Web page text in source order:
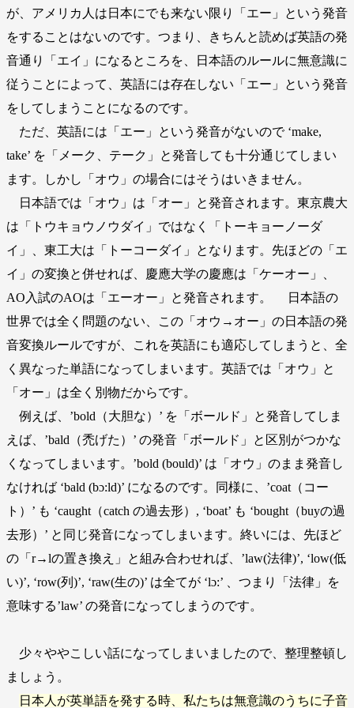
が、アメリカ人は日本にでも来ない限り「エー」という発音
をすることはないのです。つまり、きちんと読めば英語の発
音通り「エイ」になるところを、日本語のルールに無意識に
従うことによって、英語には存在しない「エー」という発音
をしてしまうことになるのです。
ただ、英語には「エー」という発音がないので ‘make,
take’ を「メーク、テーク」と発音しても十分通じてしまい
ます。しかし「オウ」の場合にはそうはいきません。
日本語では「オウ」は「オー」と発音されます。東京農大
は「トウキョウノウダイ」ではなく「トーキョーノーダ
イ」、東工大は「トーコーダイ」となります。先ほどの「エ
イ」の変換と併せれば、慶應大学の慶應は「ケーオー」、
AO入試のAOは「エーオー」と発音されます。 日本語の
世界では全く問題のない、この「オウ→オー」の日本語の発
音変換ルールですが、これを英語にも適応してしまうと、全
く異なった単語になってしまいます。英語では「オウ」と
「オー」は全く別物だからです。
例えば、’bold（大胆な）’ を「ボールド」と発音してしま
えば、’bald（禿げた）’ の発音「ボールド」と区別がつかな
くなってしまいます。’bold (bould)’ は「オウ」のまま発音し
なければ ‘bald (bɔ:ld)’ になるのです。同様に、’coat（コー
ト）’ も ‘caught（catch の過去形）, ‘boat’ も ‘bought（buyの過
去形）’ と同じ発音になってしまいます。終いには、先ほど
の「r→lの置き換え」と組み合わせれば、’law(法律)’, ‘low(低
い)’, ‘row(列)’, ‘raw(生の)’ は全てが ‘lɔ:’ 、つまり「法律」を
意味する’law’ の発音になってしまうのです。
少々ややこしい話になってしまいましたので、整理整頓し
ましょう。
日本人が英単語を発する時、私たちは無意識のうちに子音